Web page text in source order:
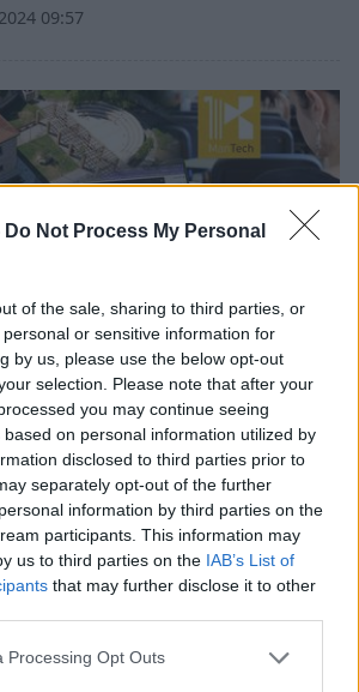
Do Not Process My Personal
of the sale, sharing to third parties, or
or sensitive information for
by us, please use the below opt-out
selection. Please note that after your
you may continue seeing
on personal information utilized by
disclosed to third parties prior to
separately opt-out of the further
information by third parties on the
participants. This information may
us to third parties on the IAB’s List of
that may further disclose it to other
Processing Opt Outs
09:57
του Πανεπιστημίου
«Μάνατζμεντ και
Πολιτιστική
- Δείτε το Πρόγραμμα
11:38